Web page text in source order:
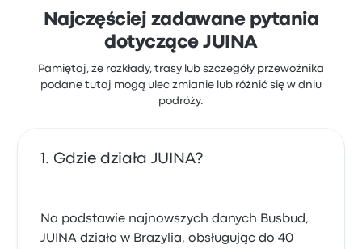
Najczęściej zadawane pytania
dotyczące JUINA
Pamiętaj, że rozkłady, trasy lub szczegóły przewoźnika
podane tutaj mogą ulec zmianie lub różnić się w dniu
podróży.
Gdzie działa JUINA?
Na podstawie najnowszych danych Busbud,
JUINA działa w Brazylia, obsługując do 40